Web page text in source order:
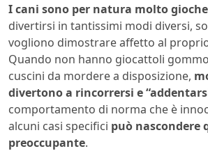
I cani sono per natura molto
divertirsi in tantissimi modi diversi,
vogliono dimostrare affetto al
Quando non hanno giocattoli
cuscini da mordere a disposizione,
divertono a rincorrersi e
comportamento di norma che è
alcuni casi specifici può nascondere
preoccupante.